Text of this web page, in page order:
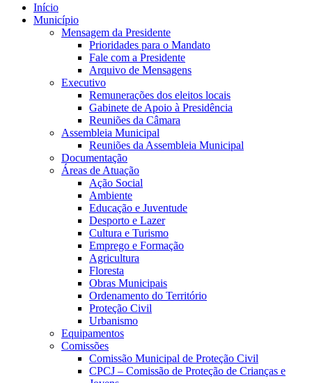
Início
Município
Mensagem da Presidente
Prioridades para o Mandato
Fale com a Presidente
Arquivo de Mensagens
Executivo
Remunerações dos eleitos locais
Gabinete de Apoio à Presidência
Reuniões da Câmara
Assembleia Municipal
Reuniões da Assembleia Municipal
Documentação
Áreas de Atuação
Ação Social
Ambiente
Educação e Juventude
Desporto e Lazer
Cultura e Turismo
Emprego e Formação
Agricultura
Floresta
Obras Municipais
Ordenamento do Território
Proteção Civil
Urbanismo
Equipamentos
Comissões
Comissão Municipal de Proteção Civil
CPCJ – Comissão de Proteção de Crianças e